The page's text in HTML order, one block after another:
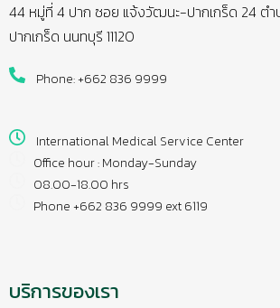
44 หมู่ที่ 4 ปาก ซอย แจ้งวัฒนะ-ปากเกร็ด 24 ตำ
ปากเกร็ด นนทบุรี 11120
Phone: +662 836 9999
International Medical Service Center
Office hour : Monday-Sunday
08.00-18.00 hrs
Phone +662 836 9999 ext 6119
บริการของเรา